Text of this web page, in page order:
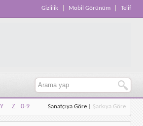
Gizlilik Mobil Görünüm Telif
Y Z
0-9
Y Z 0-9
Sanatçıya Göre Şarkıya Göre